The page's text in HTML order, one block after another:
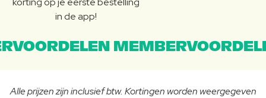
in de app!
Alle prijzen zijn inclusief btw. Kortingen worden weergegeven